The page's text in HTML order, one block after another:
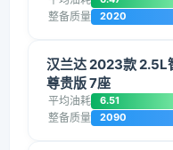
整备质量 2020
汉兰达 2023款 2.5L
尊贵版 7座
平均油耗 6.51
整备质量 2090